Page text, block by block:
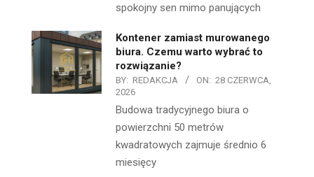
spokojny sen mimo panujących
Kontener zamiast murowanego
biura. Czemu warto wybrać to
rozwiązanie?
BY: REDAKCJA ON: 28 CZERWCA,
2026
Budowa tradycyjnego biura o
powierzchni 50 metrów
kwadratowych zajmuje średnio 6
miesięcy